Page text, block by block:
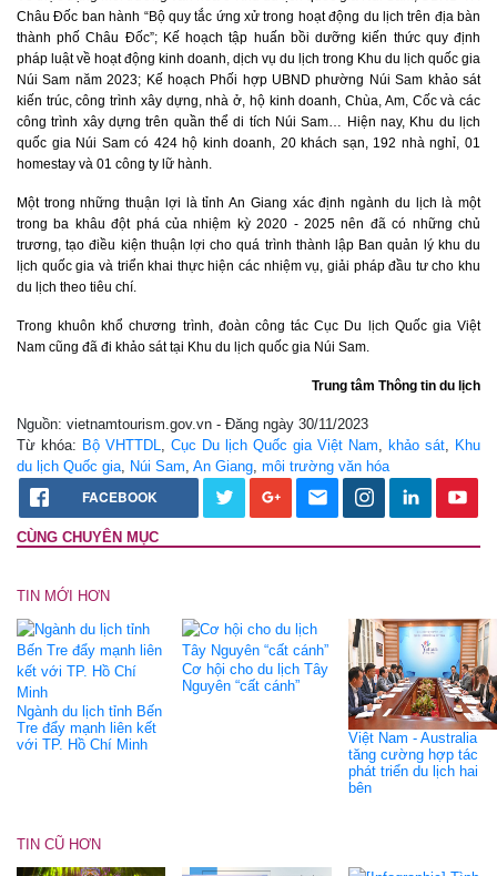
Châu Đốc ban hành “Bộ quy tắc ứng xử trong hoạt động du lịch trên địa bàn
thành phố Châu Đốc”; Kế hoạch tập huấn bồi dưỡng kiến thức quy định
pháp luật về hoạt động kinh doanh, dịch vụ du lịch trong Khu du lịch quốc gia
Núi Sam năm 2023; Kế hoạch Phối hợp UBND phường Núi Sam khảo sát
kiến trúc, công trình xây dựng, nhà ở, hộ kinh doanh, Chùa, Am, Cốc và các
công trình xây dựng trên quần thể di tích Núi Sam… Hiện nay, Khu du lịch
quốc gia Núi Sam có 424 hộ kinh doanh, 20 khách sạn, 192 nhà nghỉ, 01
homestay và 01 công ty lữ hành.
Một trong những thuận lợi là tỉnh An Giang xác định ngành du lịch là một
trong ba khâu đột phá của nhiệm kỳ 2020 - 2025 nên đã có những chủ
trương, tạo điều kiện thuận lợi cho quá trình thành lập Ban quản lý khu du
lịch quốc gia và triển khai thực hiện các nhiệm vụ, giải pháp đầu tư cho khu
du lịch theo tiêu chí.
Trong khuôn khổ chương trình, đoàn công tác Cục Du lịch Quốc gia Việt
Nam cũng đã đi khảo sát tại Khu du lịch quốc gia Núi Sam.
Trung tâm Thông tin du lịch
Nguồn: vietnamtourism.gov.vn - Đăng ngày 30/11/2023
Từ khóa: Bộ VHTTDL Cục Du lịch Quốc gia Việt Nam khảo sát
Khu
du lịch Quốc gia Núi Sam An Giang môi trường văn hóa
FACEBOOK
CÙNG CHUYÊN MỤC
TIN MỚI HƠN
Ngành du lịch tỉnh Bến
Tre đẩy mạnh liên kết
với TP. Hồ Chí Minh
Cơ hội cho du lịch Tây
Nguyên “cất cánh”
Việt Nam - Australia
tăng cường hợp tác
phát triển du lịch hai
bên
TIN CŨ HƠN